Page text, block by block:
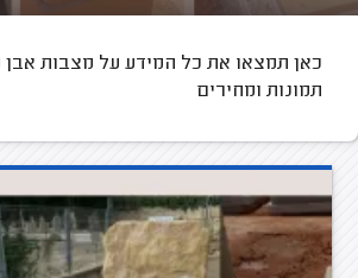
כאן תמצאו את כל המידע על מצבות אבן
תמונות ומחירים